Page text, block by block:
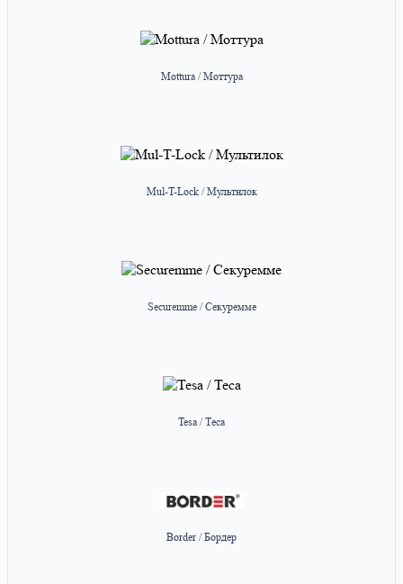
Mottura / Моттура
Mul-T-Lock / Мультилок
Securemme / Секуремме
Tesa / Теса
Border / Бордер